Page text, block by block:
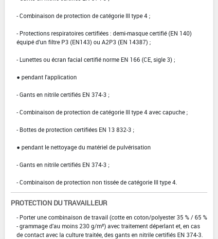
- Combinaison de protection de catégorie III type 4 ;
- Protections respiratoires certifiées : demi-masque certifié (EN 140)
équipé d'un filtre P3 (EN143) ou A2P3 (EN 14387) ;
- Lunettes ou écran facial certifié norme EN 166 (CE, sigle 3) ;
● pendant l'application
- Gants en nitrile certifiés EN 374-3 ;
- Combinaison de protection de catégorie III type 4 avec capuche ;
- Bottes de protection certifiées EN 13 832-3 ;
● pendant le nettoyage du matériel de pulvérisation
- Gants en nitrile certifiés EN 374-3 ;
- Combinaison de protection non tissée de catégorie III type 4.
PROTECTION DU TRAVAILLEUR
- Porter une combinaison de travail (cotte en coton/polyester 35 % / 65 %
- grammage d'au moins 230 g/m²) avec traitement déperlant et, en cas
de contact avec la culture traitée, des gants en nitrile certifiés EN 374-3.